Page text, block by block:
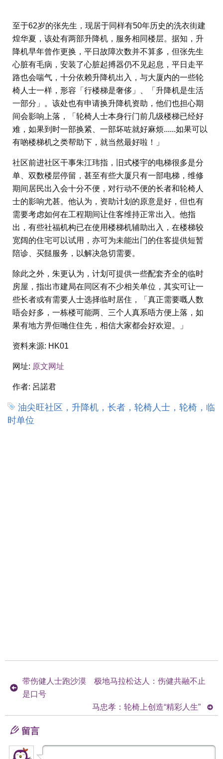
至于62岁的张先生，现居于同样有50年历史的洗衣街建
煌华夏，该处有两部升降机，服务相同楼层。据知，升
降机早年曾作更换，平日故障次数并不算多，但张先生
心脏有毛病，安装了心脏起搏器仍不见起息，平日走平
路也会喘气，十分依赖升降机出入，与大厦内的一些轮
椅人士一样，形容「行楼梯是奢侈」、「升降机是生活
一部分」。该处也有申请换升降机资助，他们也担心期
间会影响上落，「轮椅人士本身行门前几级楼梯已经好
难，如果到时一部换紧、一部坏咗就好麻烦......如果可以
有啲楼梯机之类帮助下，就当然最好啦！」
社区前进社区干事朱江玮指，旧式楼宇的电梯很多是分
单、双数楼层停留，甚至有些大厦只有一部电梯，维修
期间居民出入会十分不便，对行动不便的长者和轮椅人
士的影响尤甚。他认为，资助计划的原意是好，但也有
需要考虑如何在工程期间让住客维持正常出入。他指
出，有些社福机构已在使用楼梯机辅助出入，在楼梯较
宽阔的住宅可以试用，亦可为未能出门的住客提供短暂
陪诊、买餸服务，以解决急切需要。
除此之外，朱更认为，计划可提供一些配套齐全的临时
房屋，指出市建局在同区有不少相关单位，其实可让一
些长者或有需要人士选择临时居住，「真正需要嘅人数
唔会好多，一栋楼可能两、三个人真系唔方便上落，如
果有地方畀佢哋住住先，相信大家都会好欢迎。」
资料来源: HK01
网址: 原文网址
作者: 呂諾君
油尖旺社区，升降机，长者，轮椅人士，轮椅，临
时单位
带伤健人士跑沙漠 极地马拉松达人：伤健共融不止
是口号
马忠孝：轮椅上创造“精彩人生”
留言